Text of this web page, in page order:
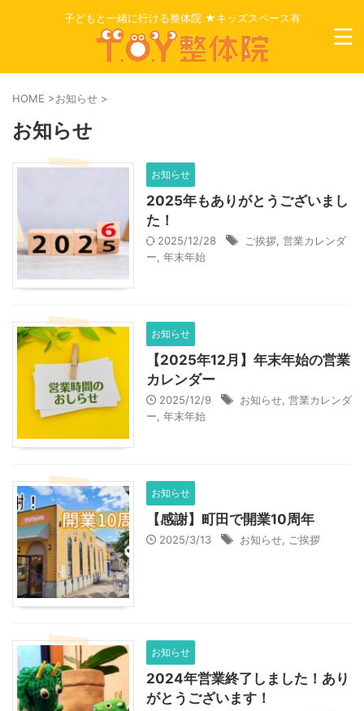
子どもと一緒に行ける整体院 ★キッズスペース有
HOME >お知らせ >
お知らせ
お知らせ
2025年もありがとうございまし
た！
2025/12/28 ご挨拶 営業カレンダ
ー 年末年始
お知らせ
【2025年12月】年末年始の営業
カレンダー
2025/12/9 お知らせ 営業カレンダ
ー 年末年始
お知らせ
【感謝】町田で開業10周年
2025/3/13 お知らせ ご挨拶
お知らせ
2024年営業終了しました！あり
がとうございます！